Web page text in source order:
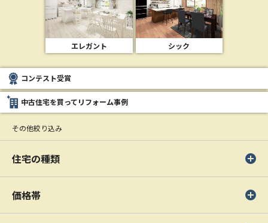
エレガント シック
コンテスト受賞
中古住宅を買ってリフォーム事例
その他絞り込み
住宅の種類
価格帯